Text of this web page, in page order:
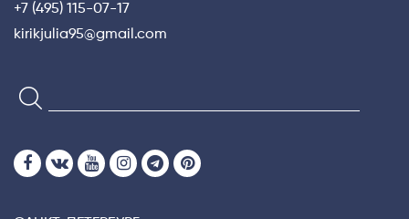
+7 (495) 115-07-17
kirikjulia95@gmail.com